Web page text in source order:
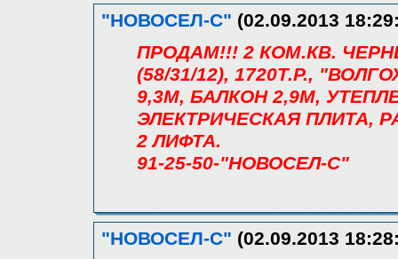
"НОВОСЕЛ-С" (02.09.2013
ПРОДАМ!!! 2 КОМ.КВ.
(58/31/12), 1720Т.Р.,
9,3М, БАЛКОН 2,9М,
ЭЛЕКТРИЧЕСКАЯ ПЛИТА,
2 ЛИФТА.
91-25-50-"НОВОСЕЛ-С"
"НОВОСЕЛ-С" (02.09.2013